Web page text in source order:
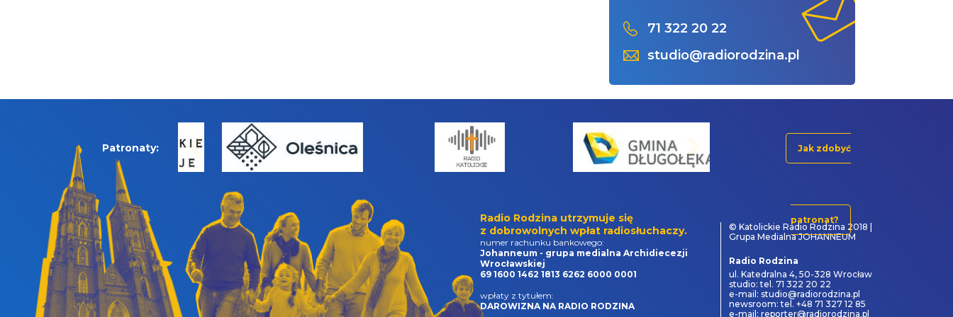
71 322 20 22
studio@radiorodzina.pl
Patronaty: Jak zdobyć
patronat?
Radio Rodzina utrzymuje się
z dobrowolnych wpłat radiosłuchaczy.
numer rachunku bankowego:
Johanneum - grupa medialna Archidiecezji
Wrocławskiej
69 1600 1462 1813 6262 6000 0001
wpłaty z tytułem:
DAROWIZNA NA RADIO RODZINA
© Katolickie Radio Rodzina 2018 |
Grupa Medialna JOHANNEUM
Radio Rodzina
ul. Katedralna 4, 50-328 Wrocław
studio: tel. 71 322 20 22
e-mail: studio@radiorodzina.pl
newsroom: tel. +48 71 327 12 85
e-mail: reporter@radiorodzina.pl